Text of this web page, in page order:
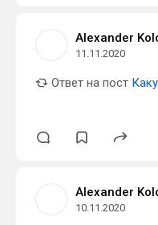
Alexander
11.11.2020
Ответ на пост
Alexander
10.11.2020